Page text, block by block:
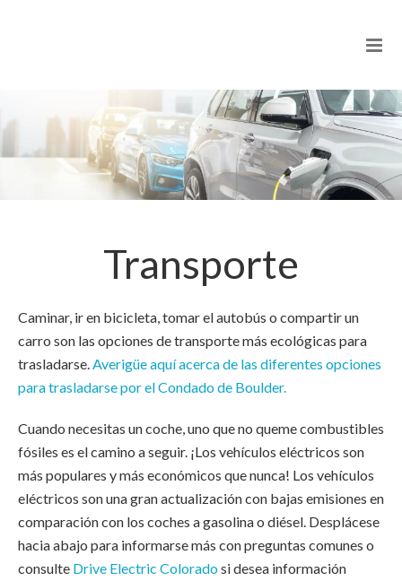
Transporte
Caminar, ir en bicicleta, tomar el autobús o compartir un
carro son las opciones de transporte más ecológicas para
trasladarse.Averigüe aquí acerca de las diferentes opciones
para trasladarse por el Condado de Boulder.
Cuando necesitas un coche, uno que no queme combustibles
fósiles es el camino a seguir. ¡Los vehículos eléctricos son
más populares y más económicos que nunca! Los vehículos
eléctricos son una gran actualización con bajas emisiones en
comparación con los coches a gasolina o diésel. Desplácese
hacia abajo para informarse más con preguntas comunes o
consulte Drive Electric Coloradosi desea información